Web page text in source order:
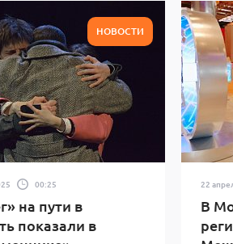
НОВОСТИ
00:25
на пути в
показали в
22
В